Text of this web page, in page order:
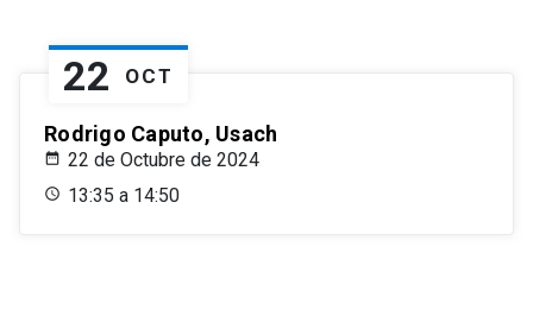
22 OCT
Rodrigo Caputo, Usach
22 de Octubre de 2024
13:35 a 14:50